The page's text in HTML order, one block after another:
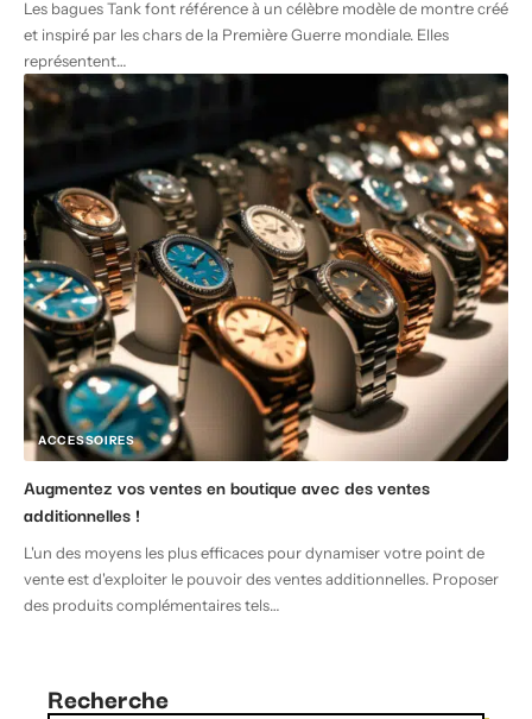
Les bagues Tank font référence à un célèbre modèle de montre créé
et inspiré par les chars de la Première Guerre mondiale. Elles
représentent…
ACCESSOIRES
Augmentez vos ventes en boutique avec des ventes
additionnelles !
L'un des moyens les plus efficaces pour dynamiser votre point de
vente est d'exploiter le pouvoir des ventes additionnelles. Proposer
des produits complémentaires tels…
Recherche